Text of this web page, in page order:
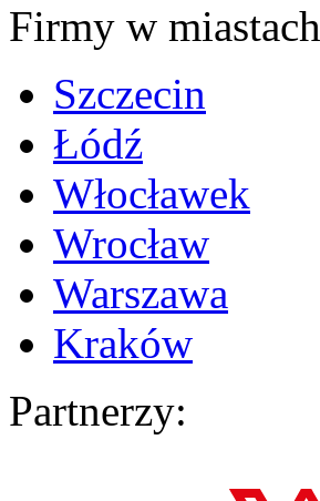
Firmy w miastach
Szczecin
Łódź
Włocławek
Wrocław
Warszawa
Kraków
Partnerzy: